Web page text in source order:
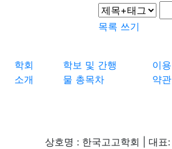
목록 쓰기
학회
소개
학보 및 간행
물 총목차
이용
약관
상호명 : 한국고고학회 | 대